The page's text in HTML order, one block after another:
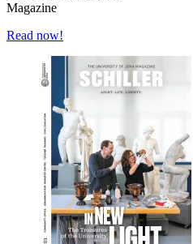
Magazine
Read now!